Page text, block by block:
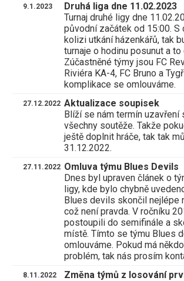
9.1.2023
Druhá liga dne 11.02.2023
Turnaj druhé ligy dne
původní začátek od 15:00. S
kolizi utkání házenkářů, tak
turnaje o hodinu posunut a to
Zúčastněné týmy jsou FC
Riviéra KA-4, FC Bruno a
komplikace se omlouváme.
27.12.2022 Aktualizace soupisek
Blíží se nám termín uzavření
všechny soutěže. Takže
ještě doplnit hráče, tak tak
31.12.2022.
27.11.2022 Omluva týmu Blues Devils
Dnes byl upraven článek o
ligy, kde bylo chybně
Blues devils skončil nejlépe
což není pravda. V ročníku
postoupili do semifinále a
místě. Tímto se týmu Blues
omlouváme. Pokud má
problém, tak nás prosím
8.11.2022
Změna týmů z losování